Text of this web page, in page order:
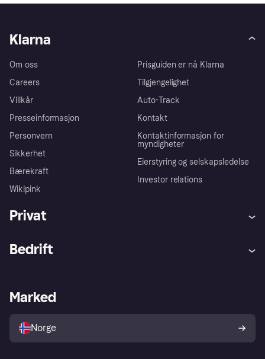
Klarna
Om oss
Careers
Villkår
Presseinformasjon
Personvern
Sikkerhet
Bærekraft
Wikipink
Prisguiden er nå Klarna
Tilgjengelighet
Auto-Track
Kontakt
Kontaktinformasjon for
myndigheter
Eierstyring og selskapsledelse
Investor relations
Privat
Utforsk butikker
Bedrift
Merchant portal
Marked
Norge